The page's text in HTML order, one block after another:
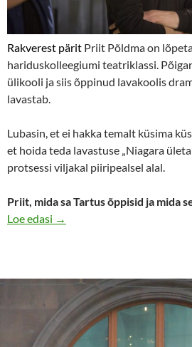
Rakverest pärit Priit Põldma on
hariduskolleegiumi teatriklassi.
ülikooli ja siis õppinud lavakoolis
lavastab.
Lubasin, et ei hakka temalt küsima
et hoida teda lavastuse „Niagara
protsessi viljakal piiripealsel alal.
Priit, mida sa Tartus õppisid ja mida
Loe edasi Lavastaja Priit Põldma:
→